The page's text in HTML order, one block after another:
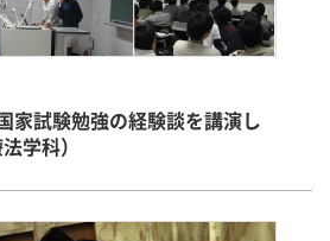
家試験勉強の経験談を講演し
学科）